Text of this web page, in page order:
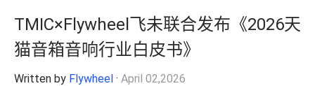
TMIC×Flywheel飞未联合发布《2026天
猫音箱音响行业白皮书》
Written by Flywheel · April 02,2026